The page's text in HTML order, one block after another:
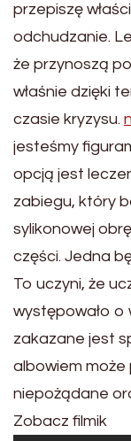
przepiszę
odchudzanie.
że przynoszą
właśnie dzięki
czasie kryzysu.
jesteśmy
opcją jest
zabiegu, który
sylikonowej
części. Jedna
To uczyni, że
występowało o
zakazane jest
albowiem może
niepożądane
Zobacz filmik